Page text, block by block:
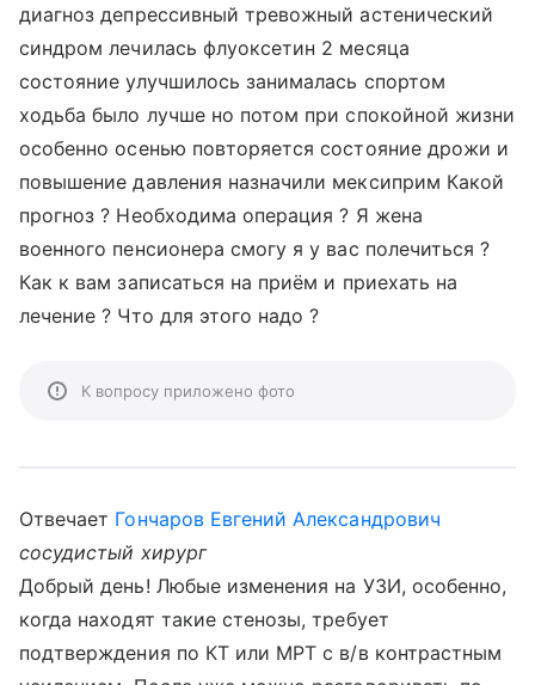
диагноз депрессивный тревожный астенический
синдром лечилась флуоксетин 2 месяца
состояние улучшилось занималась спортом
ходьба было лучше но потом при спокойной жизни
особенно осенью повторяется состояние дрожи и
повышение давления назначили мексиприм Какой
прогноз ? Необходима операция ? Я жена
военного пенсионера смогу я у вас полечиться ?
Как к вам записаться на приём и приехать на
лечение ? Что для этого надо ?
К вопросу приложено фото
Отвечает Гончаров Евгений Александрович
сосудистый хирург
Добрый день! Любые изменения на УЗИ, особенно,
когда находят такие стенозы, требует
подтверждения по КТ или МРТ с в/в контрастным